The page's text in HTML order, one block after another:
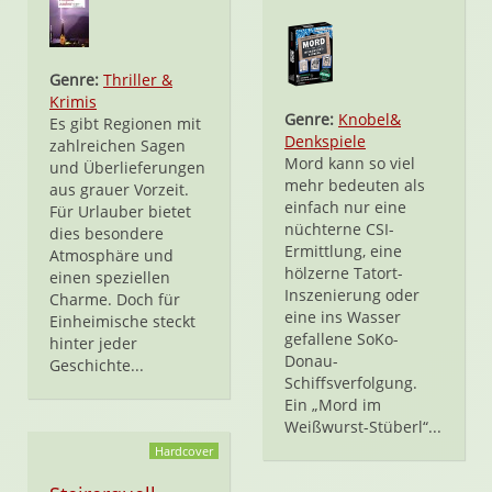
Genre: Thriller &
Krimis
Es gibt Regionen mit
zahlreichen Sagen
und Überlieferungen
aus grauer Vorzeit.
Für Urlauber bietet
dies besondere
Atmosphäre und
einen speziellen
Charme. Doch für
Einheimische steckt
hinter jeder
Geschichte...
Genre: Knobel&
Denkspiele
Mord kann so viel
mehr bedeuten als
einfach nur eine
nüchterne CSI-
Ermittlung, eine
hölzerne Tatort-
Inszenierung oder
eine ins Wasser
gefallene SoKo-
Donau-
Schiffsverfolgung.
Ein „Mord im
Weißwurst-Stüberl“...
Hardcover